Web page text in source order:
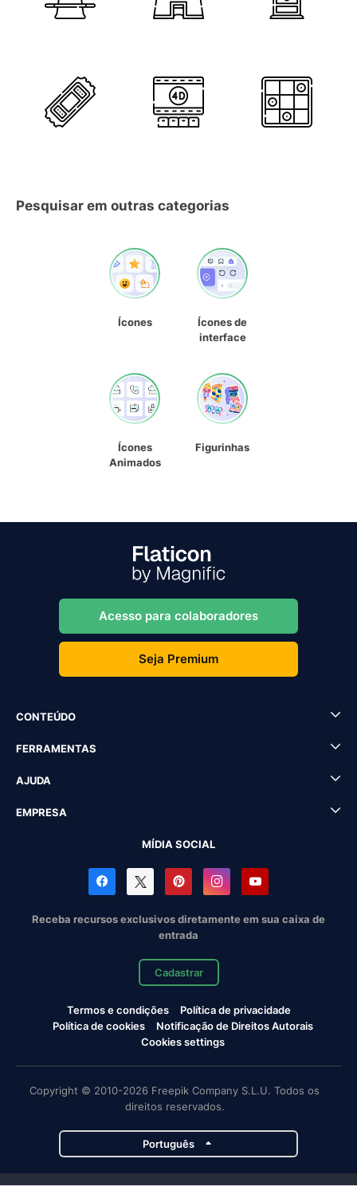
Pesquisar em outras categorias
Ícones
Ícones de
interface
Ícones
Animados
Figurinhas
Acesso para colaboradores
Seja Premium
CONTEÚDO
FERRAMENTAS
AJUDA
EMPRESA
MÍDIA SOCIAL
Receba recursos exclusivos diretamente em sua caixa de
entrada
Cadastrar
Termos e condições
Política de privacidade
Política de cookies
Notificação de Direitos Autorais
Cookies settings
Copyright © 2010-2026 Freepik Company S.L.U. Todos os
direitos reservados.
Português